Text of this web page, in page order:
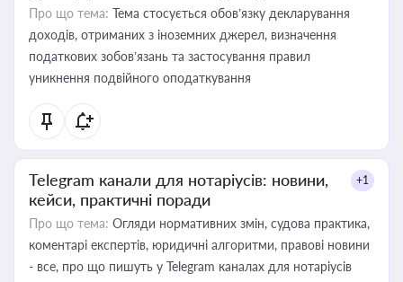
Про що тема: Тема стосується обов’язку декларування
доходів, отриманих з іноземних джерел, визначення
податкових зобов’язань та застосування правил
уникнення подвійного оподаткування
Telegram канали для нотаріусів: новини,
кейси, практичні поради
+1
Про що тема: Огляди нормативних змін, судова практика,
коментарі експертів, юридичні алгоритми, правові новини
- все, про що пишуть у Telegram каналах для нотаріусів